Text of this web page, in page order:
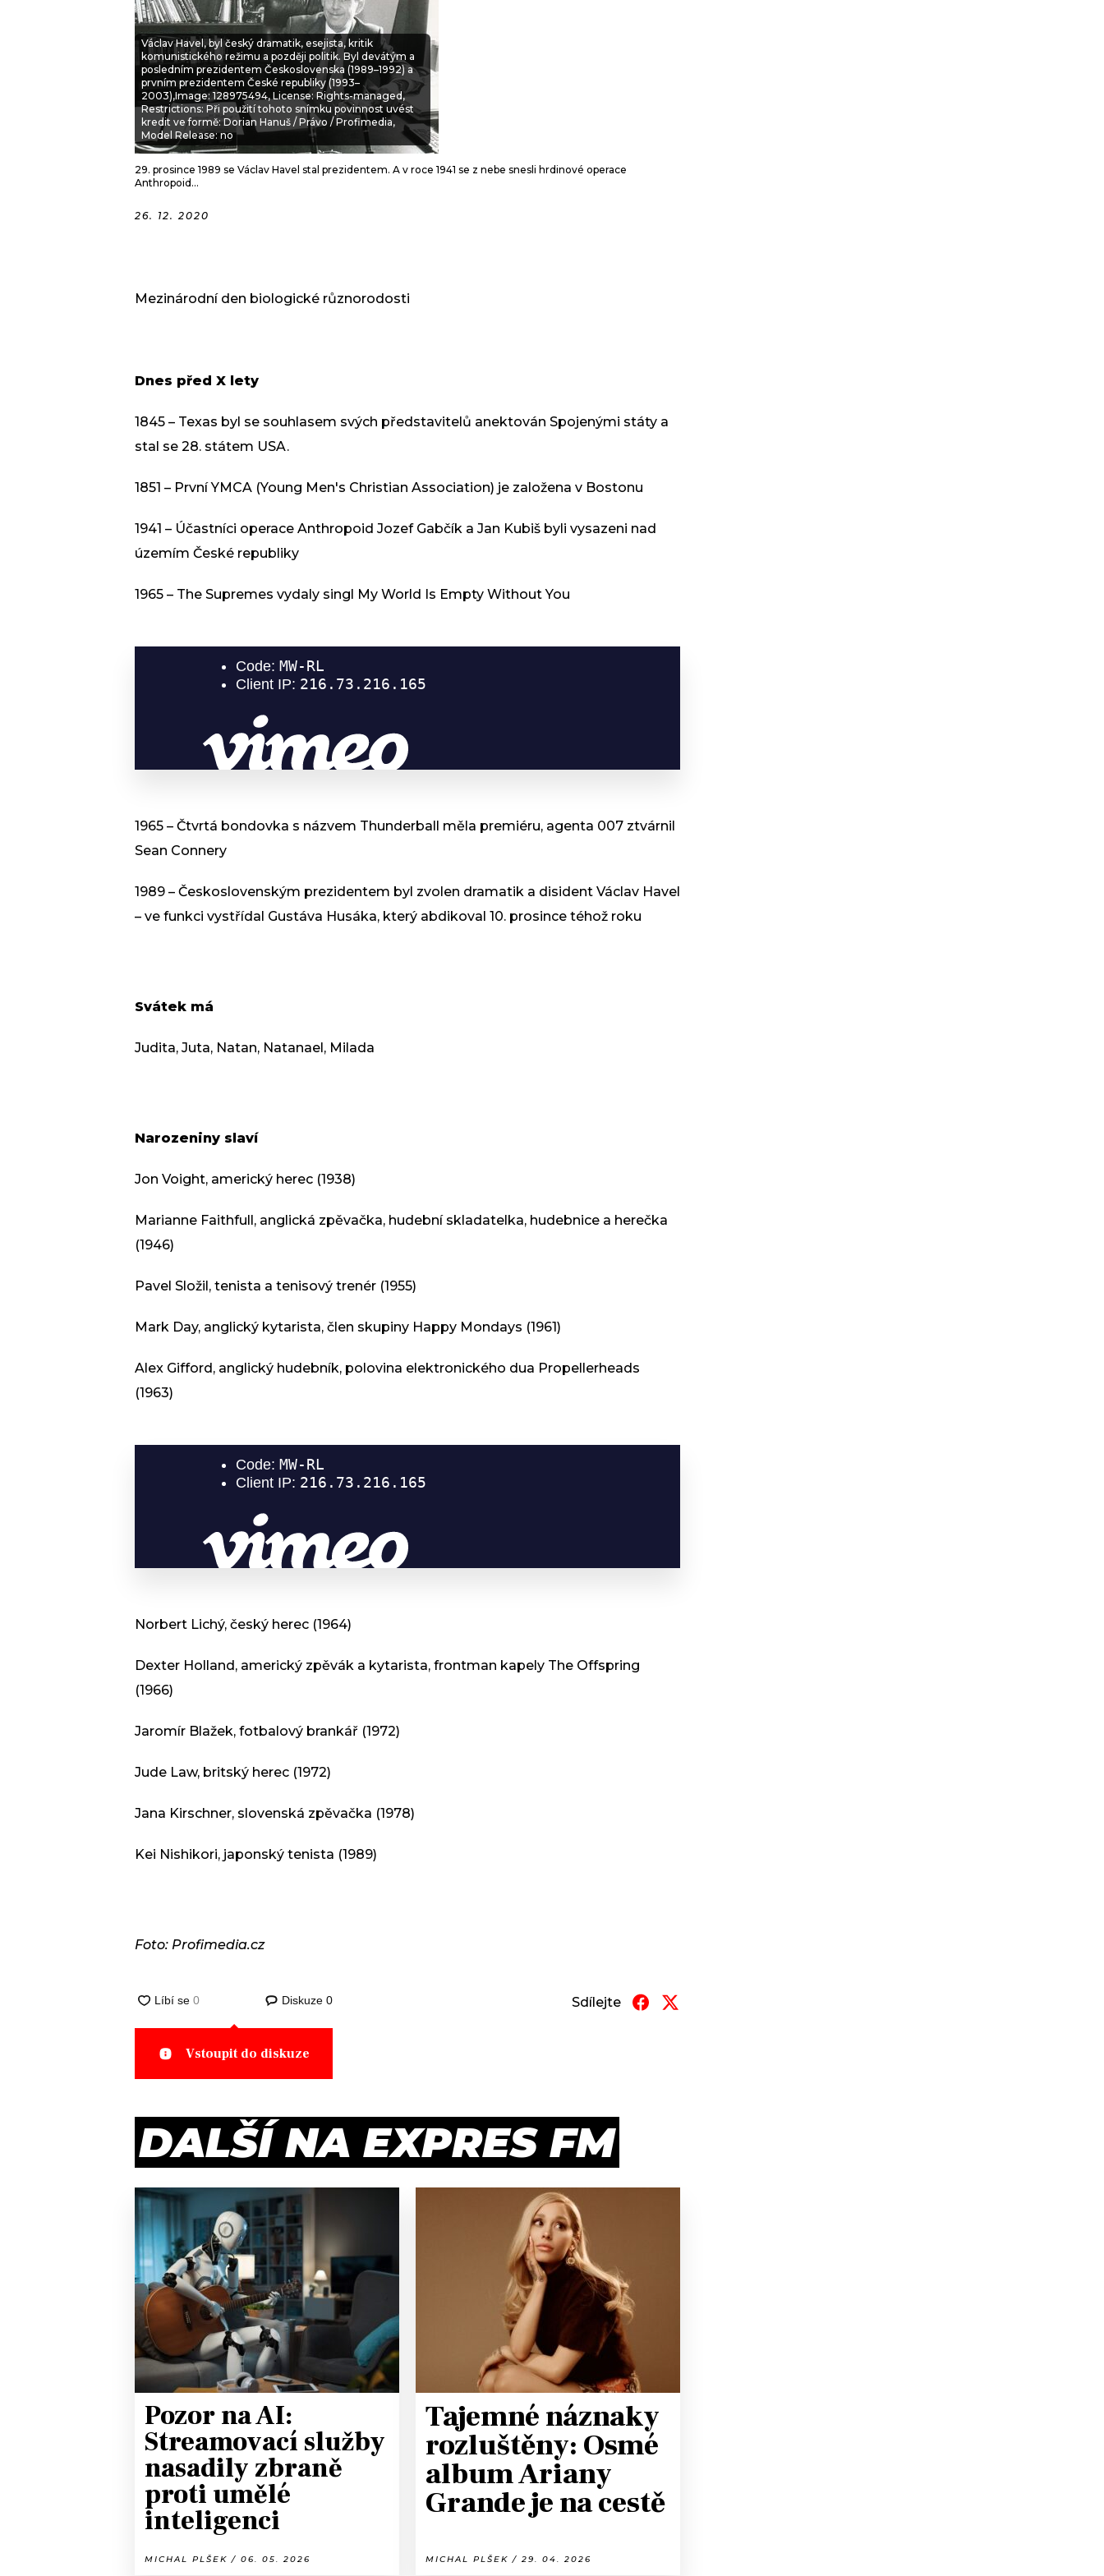
JAK NALADIT
RÁDIO
APLIKACE
PROGRAM
PLAYLIST
JAK NALADIT
SOUTĚŽE
Václav Havel, byl český dramatik, esejista, kritik
komunistického režimu a později politik. Byl devátým a
posledním prezidentem Československa (1989–1992) a
prvním prezidentem České republiky (1993–
2003),Image: 128975494, License: Rights-managed,
Restrictions: Při použití tohoto snímku povinnost uvést
kredit ve formě: Dorian Hanuš / Právo / Profimedia,
Model Release: no
29. prosince 1989 se Václav Havel stal prezidentem. A v roce 1941 se z nebe snesli hrdinové operace
Anthropoid...
26. 12. 2020
Mezinárodní den biologické různorodosti
Dnes před X lety
1845 – Texas byl se souhlasem svých představitelů anektován Spojenými státy a
stal se 28. státem USA.
1851 – První YMCA (Young Men's Christian Association) je založena v Bostonu
1941 – Účastníci operace Anthropoid Jozef Gabčík a Jan Kubiš byli vysazeni nad
územím České republiky
1965 – The Supremes vydaly singl My World Is Empty Without You
1965 – Čtvrtá bondovka s názvem Thunderball měla premiéru, agenta 007 ztvárnil
Sean Connery
1989 – Československým prezidentem byl zvolen dramatik a disident Václav Havel
– ve funkci vystřídal Gustáva Husáka, který abdikoval 10. prosince téhož roku
Svátek má
Judita, Juta, Natan, Natanael, Milada
Narozeniny slaví
Jon Voight, americký herec (1938)
Marianne Faithfull, anglická zpěvačka, hudební skladatelka, hudebnice a herečka
(1946)
Pavel Složil, tenista a tenisový trenér (1955)
Mark Day, anglický kytarista, člen skupiny Happy Mondays (1961)
Alex Gifford, anglický hudebník, polovina elektronického dua Propellerheads
(1963)
Norbert Lichý, český herec (1964)
Dexter Holland, americký zpěvák a kytarista, frontman kapely The Offspring
(1966)
Jaromír Blažek, fotbalový brankář (1972)
Jude Law, britský herec (1972)
Jana Kirschner, slovenská zpěvačka (1978)
Kei Nishikori, japonský tenista (1989)
Foto: Profimedia.cz
Diskuze 0
Vstoupit do diskuze
Sdílejte
DALŠÍ NA EXPRES FM
Pozor na AI:
Streamovací služby
nasadily zbraně
proti umělé
inteligenci
MICHAL PLŠEK / 06. 05. 2026
Tajemné náznaky
rozluštěny: Osmé
album Ariany
Grande je na cestě
MICHAL PLŠEK / 29. 04. 2026